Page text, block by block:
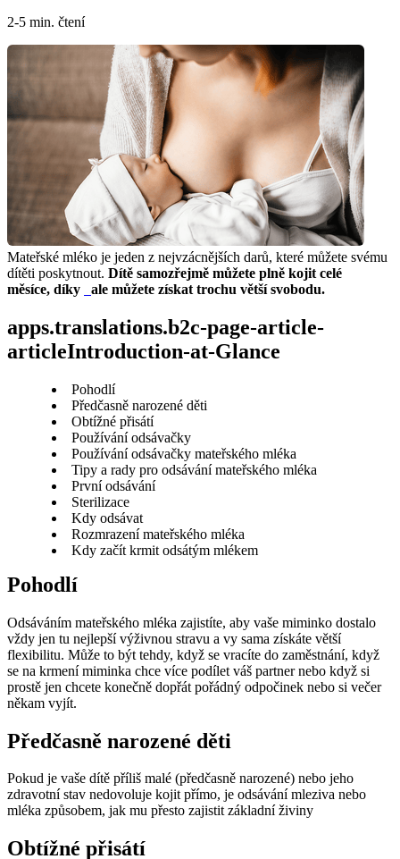
2-5 min. čtení
Mateřské mléko je jeden z nejvzácnějších darů, které můžete svému
dítěti poskytnout. Dítě samozřejmě můžete plně kojit celé
měsíce, díky
ale můžete získat trochu větší svobodu.
apps.translations.b2c-page-article-
articleIntroduction-at-Glance
Pohodlí
Předčasně narozené děti
Obtížné přisátí
Používání odsávačky
Používání odsávačky mateřského mléka
Tipy a rady pro odsávání mateřského mléka
První odsávání
Sterilizace
Kdy odsávat
Rozmrazení mateřského mléka
Kdy začít krmit odsátým mlékem
Odsáváním mateřského mléka zajistíte, aby vaše miminko dostalo
vždy jen tu nejlepší výživnou stravu a vy sama získáte větší
flexibilitu. Může to být tehdy, když se vracíte do zaměstnání, když
se na krmení miminka chce více podílet váš partner nebo když si
prostě jen chcete konečně dopřát pořádný odpočinek nebo si večer
Pokud je vaše dítě příliš malé (předčasně narozené) nebo jeho
zdravotní stav nedovoluje kojit přímo, je odsávání mleziva nebo